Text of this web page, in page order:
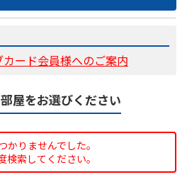
ード会員様へのご案内
屋をお選びください
かりませんでした。
索してください。